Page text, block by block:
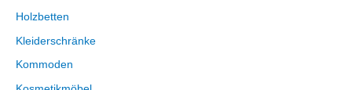
Holzbetten
Kleiderschränke
Kommoden